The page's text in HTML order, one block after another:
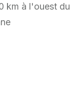
km à l'ouest du